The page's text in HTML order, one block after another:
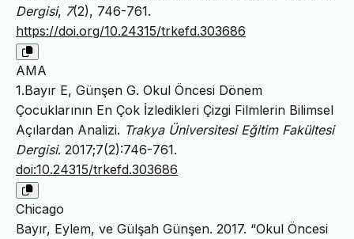
Dergisi, 7(2), 746-761.
https://doi.org/10.24315/trkefd.303686
AMA
1.Bayır E, Günşen G. Okul Öncesi Dönem
Çocuklarının En Çok İzledikleri Çizgi Filmlerin Bilimsel
Açılardan Analizi. Trakya Üniversitesi Eğitim Fakültesi
Dergisi. 2017;7(2):746-761.
doi:10.24315/trkefd.303686
Chicago
Bayır, Eylem, ve Gülşah Günşen. 2017. “Okul Öncesi